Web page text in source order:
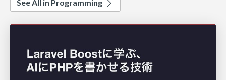
See All in Programming